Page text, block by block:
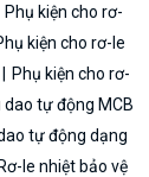
Phụ kiện cho rơ-
kiện cho rơ-le
Phụ kiện cho rơ-
dao tự động MCB
tự động dạng
Rơ-le nhiệt bảo vệ